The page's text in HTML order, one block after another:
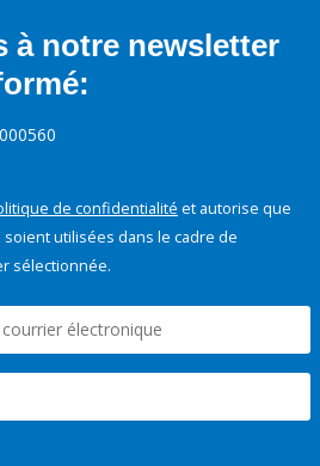
à notre newsletter
de confidentialité et autorise que
utilisées dans le cadre de
sélectionnée.